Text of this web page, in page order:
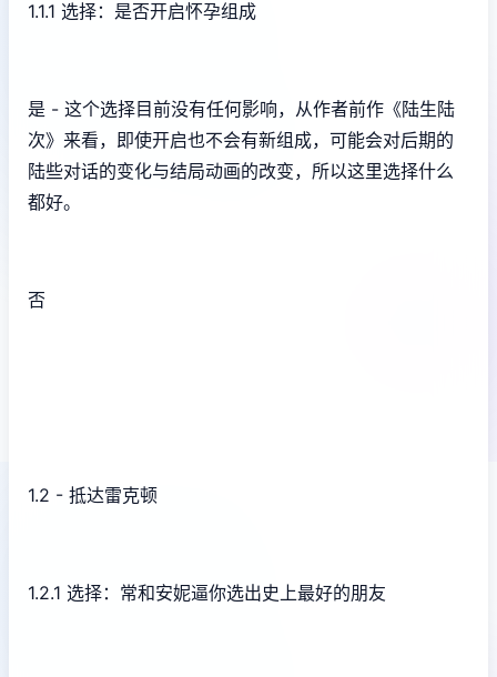
1.1.1 选择：是否开启怀孕组成
是 - 这个选择目前没有任何影响，从作者前作《陆生陆
次》来看，即使开启也不会有新组成，可能会对后期的
陆些对话的变化与结局动画的改变，所以这里选择什么
都好。
否
1.2 - 抵达雷克顿
1.2.1 选择：常和安妮逼你选出史上最好的朋友